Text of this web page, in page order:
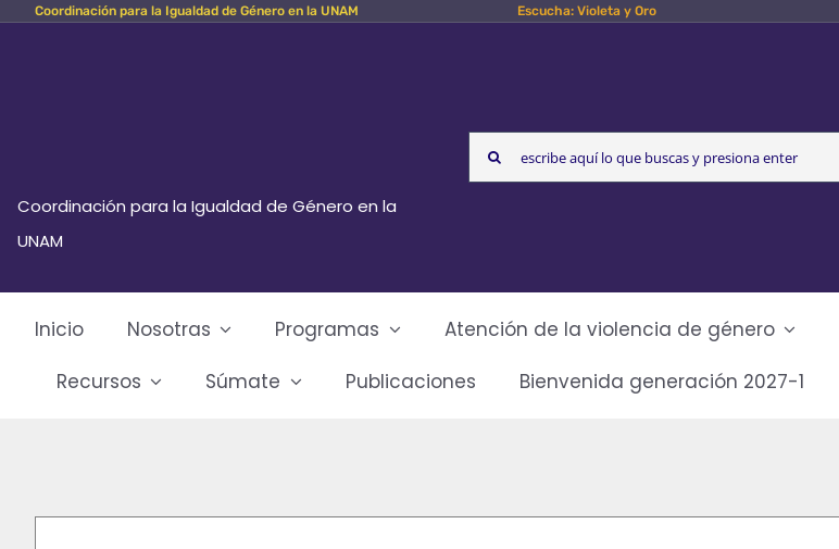
Skip Coordinación para la Igualdad de Género en la UNAM Escucha: Violeta y Oro
Coordinación para la Igualdad de Género en la
UNAM
Search
for:
Inicio Nosotras Programas Atención de la violencia de género
Recursos
Súmate Publicaciones Bienvenida generación 2027-1